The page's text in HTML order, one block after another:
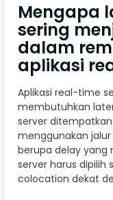
Mengapa
sering
dalam
aplikasi
Aplikasi real-time
membutuhkan
server
menggunakan
berupa delay yang
server harus dipilih
colocation dekat